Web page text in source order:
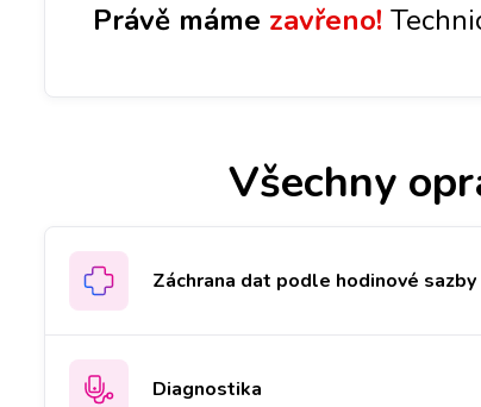
Právě máme zavřeno!
Všechny
Záchrana dat podle hodinové sazby
Diagnostika